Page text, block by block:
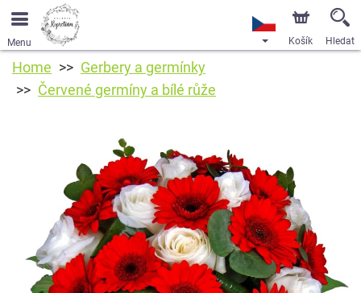
Menu Košík Hledat
Home
Gerbery a germínky
Červené germíny a bílé růže